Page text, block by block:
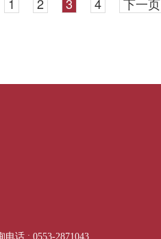
电话 : 0553-2871043